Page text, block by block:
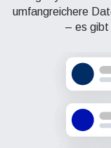
umfangreichere
– es gibt